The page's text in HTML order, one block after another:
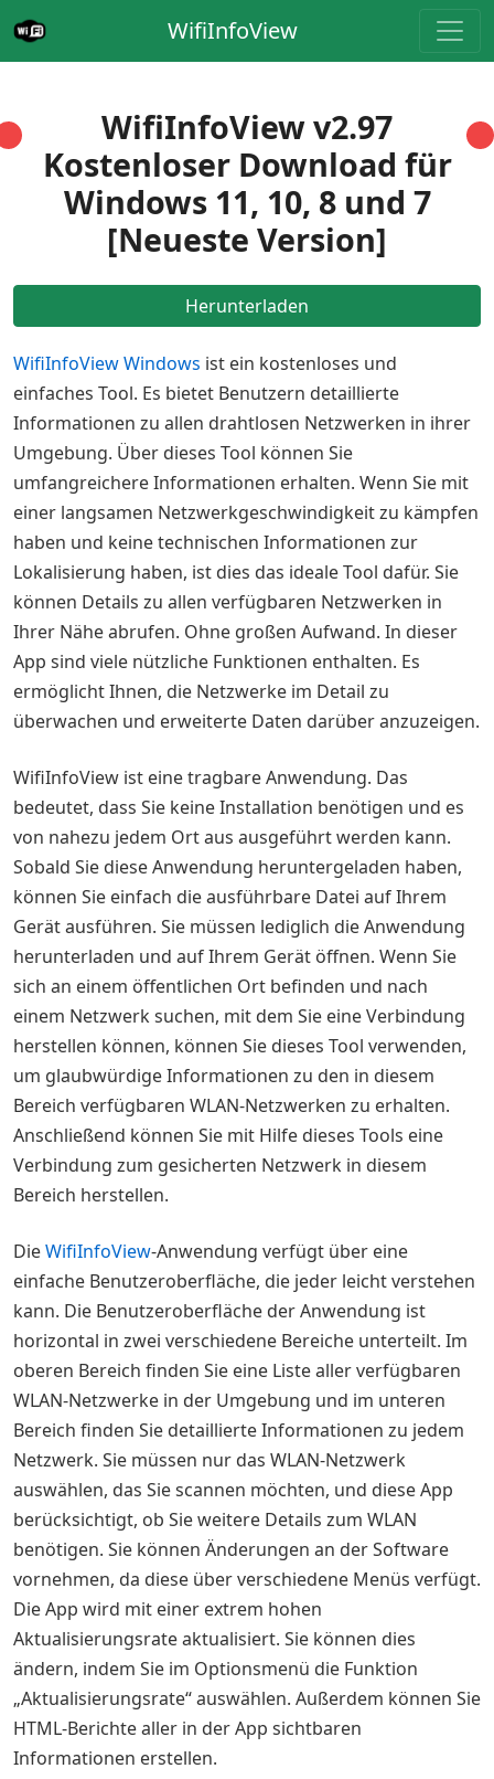
WifiInfoView
WifiInfoView v2.97
Kostenloser Download für
Windows 11, 10, 8 und 7
[Neueste Version]
Herunterladen
WifiInfoView Windows ist ein kostenloses und
einfaches Tool. Es bietet Benutzern detaillierte
Informationen zu allen drahtlosen Netzwerken in ihrer
Umgebung. Über dieses Tool können Sie
umfangreichere Informationen erhalten. Wenn Sie mit
einer langsamen Netzwerkgeschwindigkeit zu kämpfen
haben und keine technischen Informationen zur
Lokalisierung haben, ist dies das ideale Tool dafür. Sie
können Details zu allen verfügbaren Netzwerken in
Ihrer Nähe abrufen. Ohne großen Aufwand. In dieser
App sind viele nützliche Funktionen enthalten. Es
ermöglicht Ihnen, die Netzwerke im Detail zu
überwachen und erweiterte Daten darüber anzuzeigen.
WifiInfoView ist eine tragbare Anwendung. Das
bedeutet, dass Sie keine Installation benötigen und es
von nahezu jedem Ort aus ausgeführt werden kann.
Sobald Sie diese Anwendung heruntergeladen haben,
können Sie einfach die ausführbare Datei auf Ihrem
Gerät ausführen. Sie müssen lediglich die Anwendung
herunterladen und auf Ihrem Gerät öffnen. Wenn Sie
sich an einem öffentlichen Ort befinden und nach
einem Netzwerk suchen, mit dem Sie eine Verbindung
herstellen können, können Sie dieses Tool verwenden,
um glaubwürdige Informationen zu den in diesem
Bereich verfügbaren WLAN-Netzwerken zu erhalten.
Anschließend können Sie mit Hilfe dieses Tools eine
Verbindung zum gesicherten Netzwerk in diesem
Bereich herstellen.
DieWifiInfoView-Anwendung verfügt über eine
einfache Benutzeroberfläche, die jeder leicht verstehen
kann. Die Benutzeroberfläche der Anwendung ist
horizontal in zwei verschiedene Bereiche unterteilt. Im
oberen Bereich finden Sie eine Liste aller verfügbaren
WLAN-Netzwerke in der Umgebung und im unteren
Bereich finden Sie detaillierte Informationen zu jedem
Netzwerk. Sie müssen nur das WLAN-Netzwerk
auswählen, das Sie scannen möchten, und diese App
berücksichtigt, ob Sie weitere Details zum WLAN
benötigen. Sie können Änderungen an der Software
vornehmen, da diese über verschiedene Menüs verfügt.
Die App wird mit einer extrem hohen
Aktualisierungsrate aktualisiert. Sie können dies
ändern, indem Sie im Optionsmenü die Funktion
„Aktualisierungsrate“ auswählen. Außerdem können Sie
HTML-Berichte aller in der App sichtbaren
Informationen erstellen.